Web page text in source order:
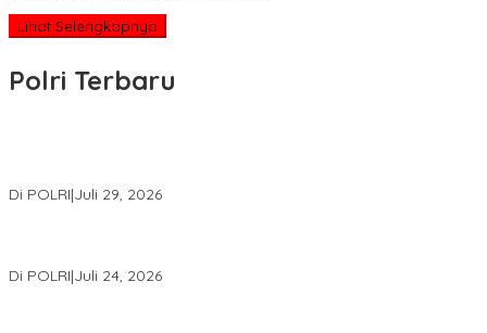
Lihat Selengkapnya
Polri Terbaru
Di POLRI|Juli 29, 2026
Di POLRI|Juli 24, 2026